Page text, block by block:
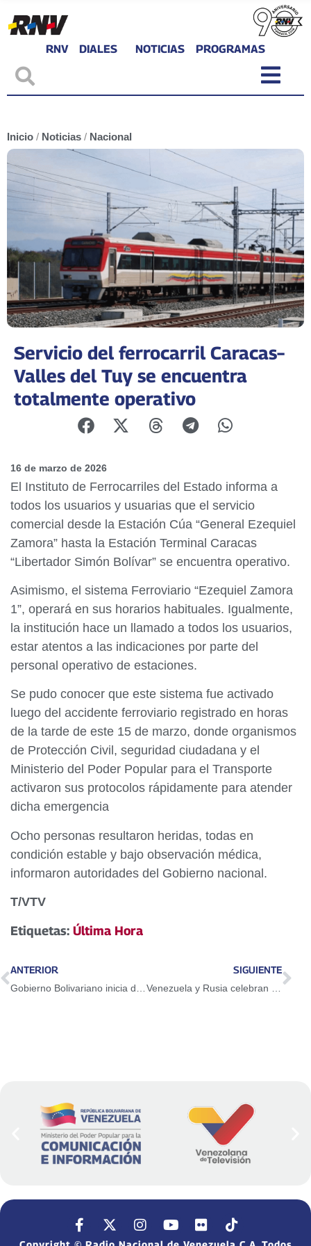
RNV DIALES NOTICIAS PROGRAMAS
Inicio / Noticias / Nacional
Servicio del ferrocarril Caracas–
Valles del Tuy se encuentra
totalmente operativo
16 de marzo de 2026
El Instituto de Ferrocarriles del Estado informa a
todos los usuarios y usuarias que el servicio
comercial desde la Estación Cúa “General Ezequiel
Zamora” hasta la Estación Terminal Caracas
“Libertador Simón Bolívar” se encuentra operativo.
Asimismo, el sistema Ferroviario “Ezequiel Zamora
1”, operará en sus horarios habituales. Igualmente,
la institución hace un llamado a todos los usuarios,
estar atentos a las indicaciones por parte del
personal operativo de estaciones.
Se pudo conocer que este sistema fue activado
luego del accidente ferroviario registrado en horas
de la tarde de este 15 de marzo, donde organismos
de Protección Civil, seguridad ciudadana y el
Ministerio del Poder Popular para el Transporte
activaron sus protocolos rápidamente para atender
dicha emergencia
Ocho personas resultaron heridas, todas en
condición estable y bajo observación médica,
informaron autoridades del Gobierno nacional.
T/VTV
Etiquetas: Última Hora
ANTERIOR SIGUIENTE